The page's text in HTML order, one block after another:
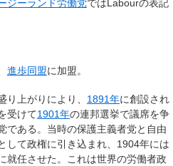
ジーランド労働党ではLabourの表記
進歩同盟に加盟。
り上がりにより、 1891年に創設され
受けて1901年の連邦選挙で議席を争
である。当時の保護主義者党と自由
して政権に引き込まれ、1904年には
就任させた。これは世界の労働者政